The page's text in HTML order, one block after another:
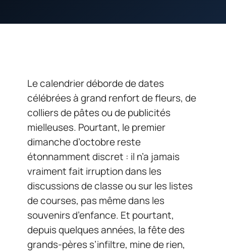
Le calendrier déborde de dates
célébrées à grand renfort de fleurs, de
colliers de pâtes ou de publicités
mielleuses. Pourtant, le premier
dimanche d’octobre reste
étonnamment discret : il n’a jamais
vraiment fait irruption dans les
discussions de classe ou sur les listes
de courses, pas même dans les
souvenirs d’enfance. Et pourtant,
depuis quelques années, la fête des
grands-pères s’infiltre, mine de rien,